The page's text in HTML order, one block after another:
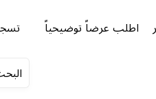
اطلب عرضاً توضيحياً